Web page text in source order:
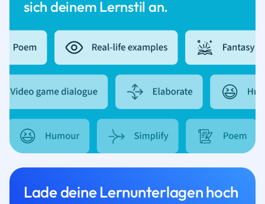
sich deinem Lernstil an.
Lade deine Lernunterlagen hoch